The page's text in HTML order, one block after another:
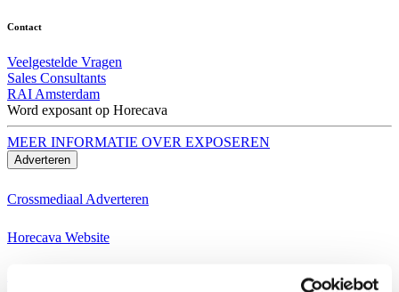
Contact
Veelgestelde Vragen
Sales Consultants
RAI Amsterdam
Word exposant op Horecava
MEER INFORMATIE OVER EXPOSEREN
Adverteren
Crossmediaal Adverteren
Horecava Website